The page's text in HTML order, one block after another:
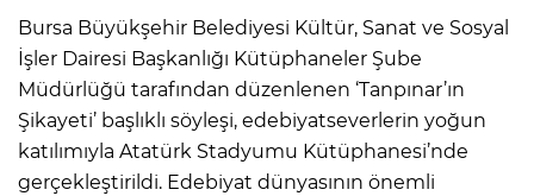
Bursa Büyükşehir Belediyesi Kültür, Sanat ve Sosyal
İşler Dairesi Başkanlığı Kütüphaneler Şube
Müdürlüğü tarafından düzenlenen ‘Tanpınar’ın
Şikayeti’ başlıklı söyleşi, edebiyatseverlerin yoğun
katılımıyla Atatürk Stadyumu Kütüphanesi’nde
gerçekleştirildi. Edebiyat dünyasının önemli